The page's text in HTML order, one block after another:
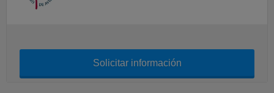
Solicitar información